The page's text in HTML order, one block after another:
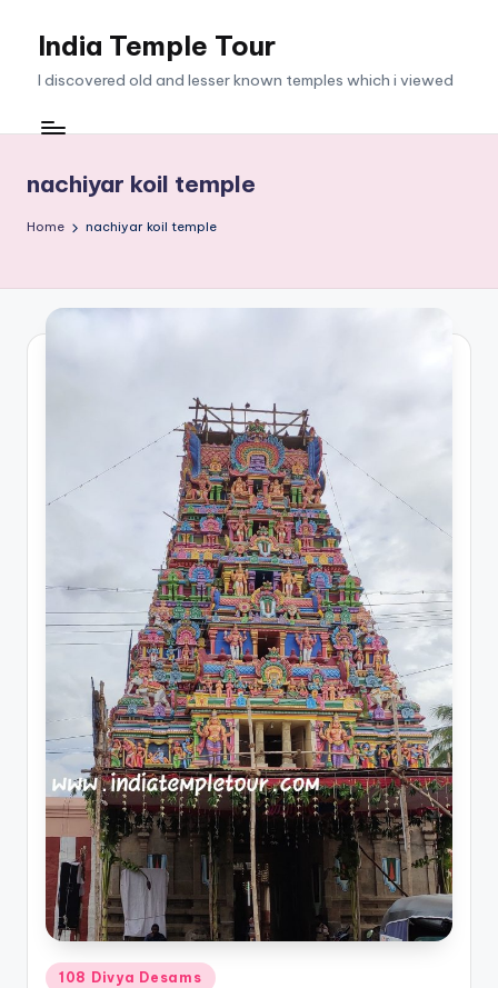
India Temple Tour
I discovered old and lesser known temples which i viewed
nachiyar koil temple
Home nachiyar koil temple
Posted
108 Divya Desams